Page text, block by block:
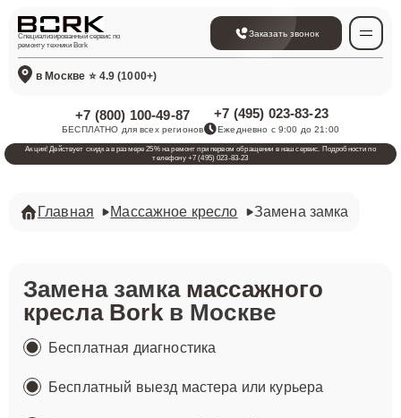
Специализированный сервис по
ремонту техники Bork
Заказать звонок
в Москве ⭐ 4.9 (1000+)
+7 (800) 100-49-87
БЕСПЛАТНО для всех регионов
+7 (495) 023-83-23
Ежедневно с 9:00 до 21:00
Акция! Действует скидка в размере 25% на ремонт при первом обращении в наш сервис. Подробности по
телефону +7 (495) 023-83-23
Главная Массажное кресло Замена замка
Замена замка массажного
кресла Borkв Москве
Бесплатная диагностика
Бесплатный выезд мастера или курьера